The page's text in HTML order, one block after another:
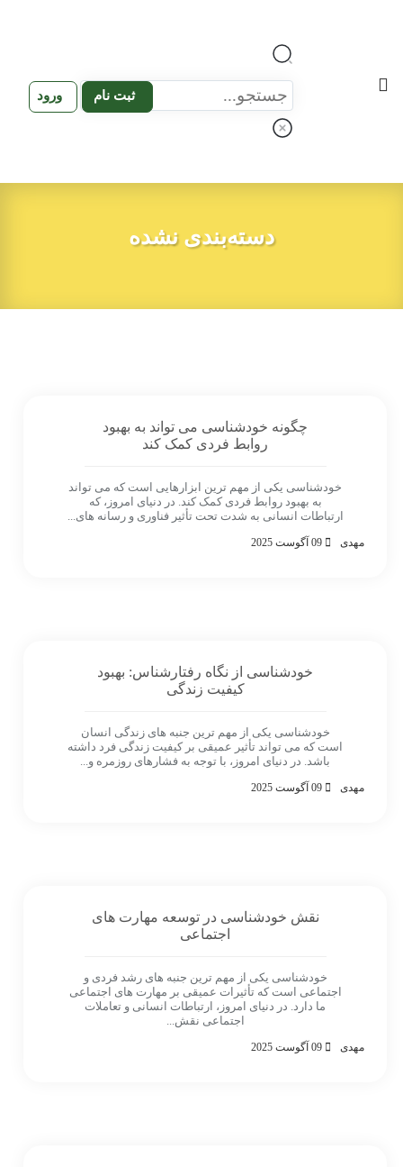
ثبت نام ورود
دسته‌بندی نشده
چگونه خودشناسی می تواند به بهبود
روابط فردی کمک کند
خودشناسی یکی از مهم ترین ابزارهایی است که می تواند
به بهبود روابط فردی کمک کند. در دنیای امروز، که
ارتباطات انسانی به شدت تحت تأثیر فناوری و رسانه های...
مهدی
خودشناسی از نگاه رفتارشناس: بهبود
کیفیت زندگی
خودشناسی یکی از مهم ترین جنبه های زندگی انسان
است که می تواند تأثیر عمیقی بر کیفیت زندگی فرد داشته
باشد. در دنیای امروز، با توجه به فشارهای روزمره و...
مهدی
نقش خودشناسی در توسعه مهارت های
اجتماعی
خودشناسی یکی از مهم ترین جنبه های رشد فردی و
اجتماعی است که تأثیرات عمیقی بر مهارت های اجتماعی
ما دارد. در دنیای امروز، ارتباطات انسانی و تعاملات
اجتماعی نقش...
مهدی